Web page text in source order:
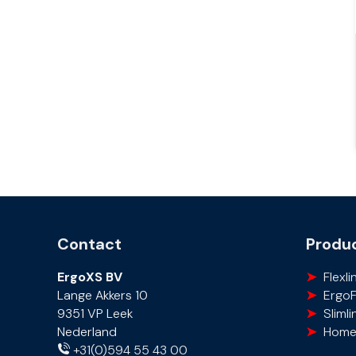
Contact
ErgoXS BV
Lange Akkers 10
9351 VP Leek
Nederland
+31(0)594 55 43 00